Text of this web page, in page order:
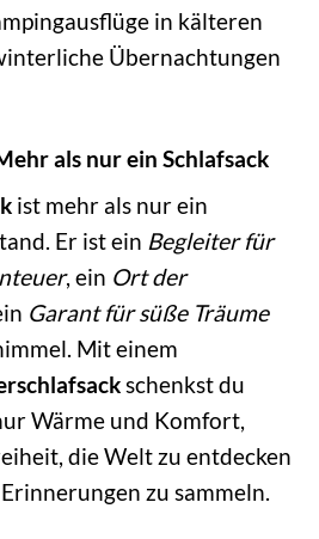
in kälteren
Übernachtungen
als nur ein Schlafsack
ist mehr als nur ein
Er ist ein Begleiter für
, ein Ort der
Garant für süße Träume
Mit einem
schenkst du
Wärme und Komfort,
die Welt zu entdecken
zu sammeln.